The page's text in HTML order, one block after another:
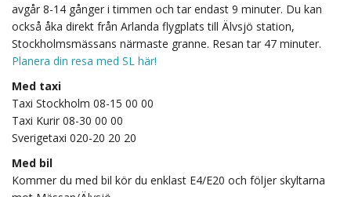
avgår 8-14 gånger i timmen och tar endast 9 minuter. Du kan
också åka direkt från Arlanda flygplats till Älvsjö station,
Stockholmsmässans närmaste granne. Resan tar 47 minuter.
Planera din resa med SL här!
Med taxi
Taxi Stockholm 08-15 00 00
Taxi Kurir 08-30 00 00
Sverigetaxi 020-20 20 20
Med bil
Kommer du med bil kör du enklast E4/E20 och följer skyltarna